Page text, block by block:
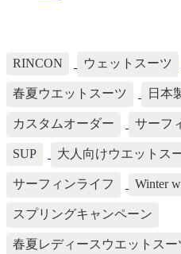
RINCON ウェットスーツ
春夏ウエットスーツ 日本
カスタムオーダー サーフ
SUP 大人向けウエットス
サーフィンライフ Winter
スプリングキャンペーン
春夏レディースウエットスー